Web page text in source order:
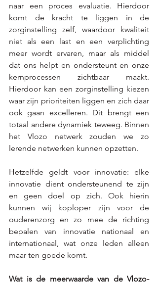
naar een proces evaluatie. Hierdoor
komt de kracht te liggen in de
zorginstelling zelf, waardoor kwaliteit
niet als een last en een verplichting
meer wordt ervaren, maar als middel
dat ons helpt en ondersteunt en onze
kernprocessen zichtbaar maakt.
Hierdoor kan een zorginstelling kiezen
waar zijn prioriteiten liggen en zich daar
ook gaan excelleren. Dit brengt een
totaal andere dynamiek teweeg. Binnen
het Vlozo netwerk zouden we zo
lerende netwerken kunnen opzetten.
Hetzelfde geldt voor innovatie: elke
innovatie dient ondersteunend te zijn
en geen doel op zich. Ook hierin
kunnen wij koploper zijn voor de
ouderenzorg en zo mee de richting
bepalen van innovatie nationaal en
internationaal, wat onze leden alleen
maar ten goede komt.
Wat is de meerwaarde van de Vlozo-